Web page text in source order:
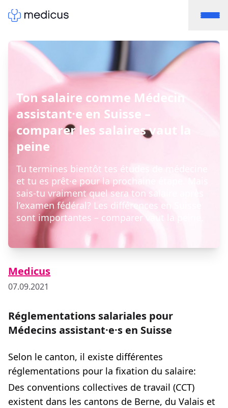
Ton salaire comme Médecin
assistant·e en Suisse –
comparer les salaires vaut la
peine
Tu termines bientôt tes études de médecine
et tu es prêt·e pour la prochaine étape. Mais
sais-tu vraiment quel sera ton salaire après
l’examen fédéral? Les différences en Suisse
sont importantes – comparer vaut la peine.
Medicus
07.09.2021
Réglementations salariales pour
Médecins assistant·e·s en Suisse
Selon le canton, il existe différentes
réglementations pour la fixation du salaire:
Des conventions collectives de travail (CCT)
existent dans les cantons de Berne, du Valais et